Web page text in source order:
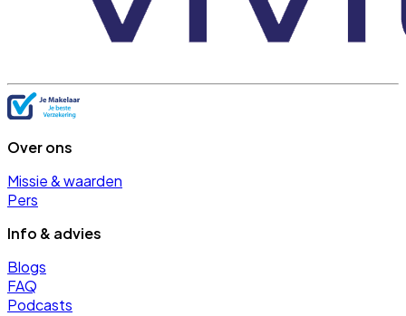
Over ons
Missie & waarden
Pers
Info & advies
Blogs
FAQ
Podcasts